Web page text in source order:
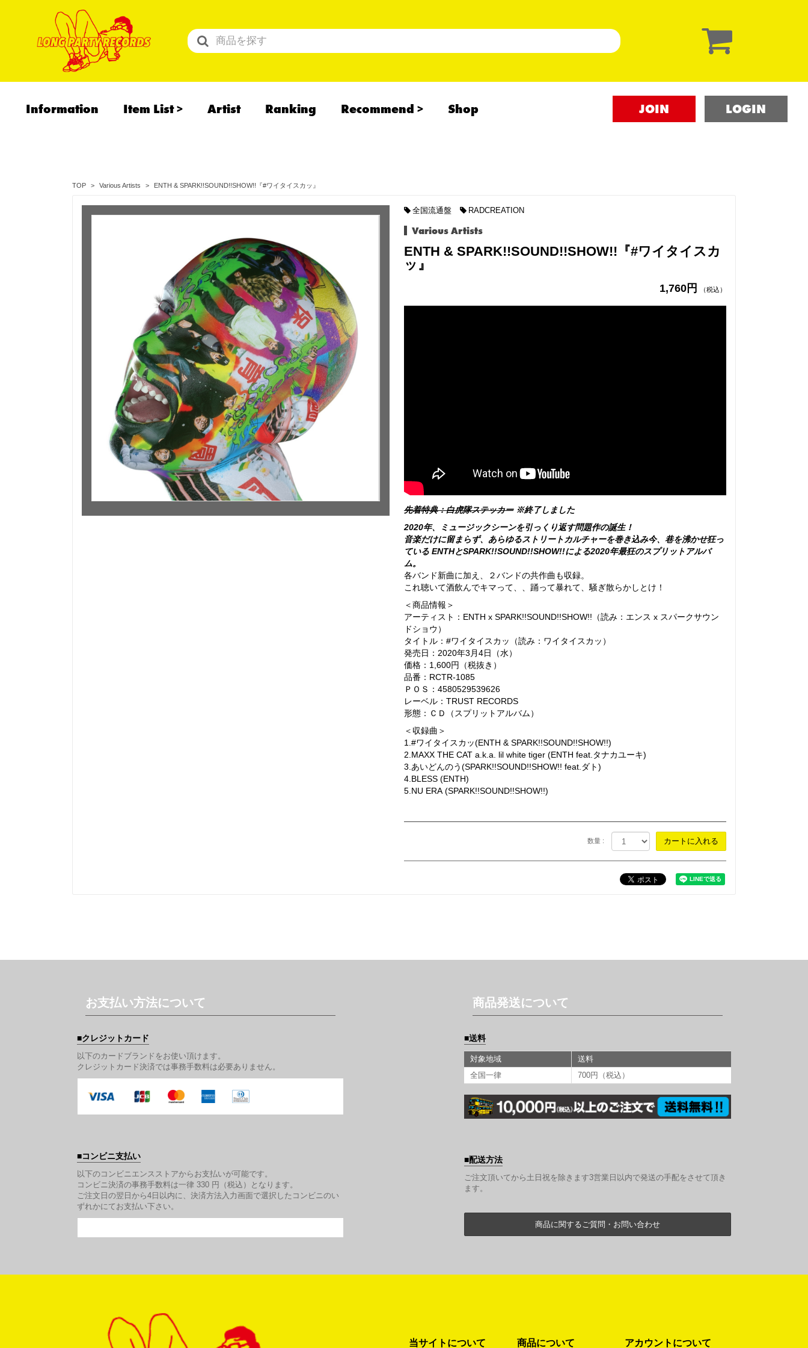
Information Item List Artist Ranking Recommend Shop JOIN LOGIN
TOP Various Artists ENTH & SPARK!!SOUND!!SHOW!!『#ワイタイスカッ』
全国流通盤 RADCREATION
Various Artists
ENTH & SPARK!!SOUND!!SHOW!!『#ワイタイスカ
ッ』
1,760円 （税込）
先着特典：白虎隊ステッカー※終了しました
2020年、ミュージックシーンを引っくり返す問題作の誕生！
音楽だけに留まらず、あらゆるストリートカルチャーを巻き込み今、巷を沸かせ狂っ
ている ENTHとSPARK!!SOUND!!SHOW!!による2020年最狂のスプリットアルバ
ム。
各バンド新曲に加え、２バンドの共作曲も収録。
これ聴いて酒飲んでキマって、、踊って暴れて、騒ぎ散らかしとけ！
＜商品情報＞
アーティスト：ENTH x SPARK!!SOUND!!SHOW!!（読み：エンス x スパークサウン
ドショウ）
タイトル：#ワイタイスカッ（読み：ワイタイスカッ）
発売日：2020年3月4日（水）
価格：1,600円（税抜き）
品番：RCTR-1085
ＰＯＳ：4580529539626
レーベル：TRUST RECORDS
形態：ＣＤ（スプリットアルバム）
＜収録曲＞
1.#ワイタイスカッ(ENTH & SPARK!!SOUND!!SHOW!!)
2.MAXX THE CAT a.k.a. lil white tiger (ENTH feat.タナカユーキ)
3.あいどんのう(SPARK!!SOUND!!SHOW!! feat.ダト)
4.BLESS (ENTH)
5.NU ERA (SPARK!!SOUND!!SHOW!!)
数量 :
お支払い方法について
クレジットカード
以下のカードブランドをお使い頂けます。
クレジットカード決済では事務手数料は必要ありません。
コンビニ支払い
以下のコンビニエンスストアからお支払いが可能です。
コンビニ決済の事務手数料は一律 330 円（税込）となります。
ご注文日の翌日から4日以内に、決済方法入力画面で選択したコンビニのい
ずれかにてお支払い下さい。
商品発送について
送料
対象地域
送料
全国一律
700円（税込）
配送方法
ご注文頂いてから土日祝を除きます3営業日以内で発送の手配をさせて頂き
ます。
商品に関するご質問・お問い合わせ
当サイトについて 商品について アカウントについて